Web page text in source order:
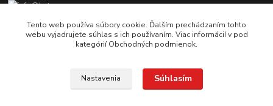
+421 902 212 007
od 8:00 - do 16:00 hod
Tento web používa súbory cookie. Ďalším prechádzaním tohto
webu vyjadrujete súhlas s ich používaním. Viac informácií v pod
kategórií Obchodných podmienok.
Nastavenia Súhlasím